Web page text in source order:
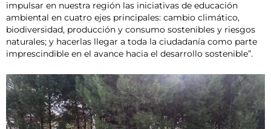
impulsar en nuestra región las iniciativas de educación
ambiental en cuatro ejes principales: cambio climático,
biodiversidad, producción y consumo sostenibles y riesgos
naturales; y hacerlas llegar a toda la ciudadanía como parte
imprescindible en el avance hacia el desarrollo sostenible”.